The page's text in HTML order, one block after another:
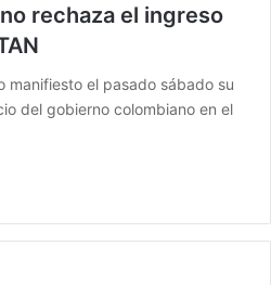
rechaza el ingreso
manifiesto el pasado sábado su
del gobierno colombiano en el